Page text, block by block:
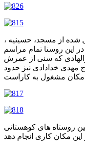
شده از مسجد، حسینیه ،
این روستا تمام مراسم
که سنی از عمرش
خدادادی نیز حدود
روستاه های کوهستانی